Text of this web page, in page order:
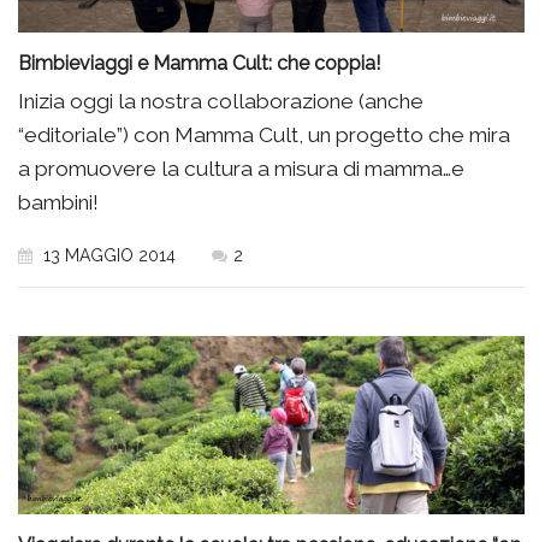
Bimbieviaggi e Mamma Cult: che coppia!
Inizia oggi la nostra collaborazione (anche
“editoriale”) con Mamma Cult, un progetto che mira
a promuovere la cultura a misura di mamma…e
bambini!
13 MAGGIO 2014 2